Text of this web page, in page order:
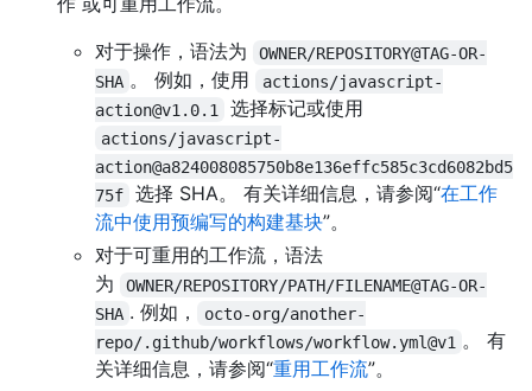
对于操作，语法为
OWNER/REPOSITORY@TAG-OR-
SHA 。 例如，使用
actions/javascript-
action@v1.0.1
选择标记或使用
actions/javascript-
action@a824008085750b8e136effc585c3cd6082bd5
75f
选择 SHA。 有关详细信息，请参阅“在工作
流中使用预编写的构建基块”。
对于可重用的工作流，语法
为
OWNER/REPOSITORY/PATH/FILENAME@TAG-OR-
SHA . 例如，
octo-org/another-
repo/.github/workflows/workflow.yml@v1 。 有
关详细信息，请参阅“重用工作流”。